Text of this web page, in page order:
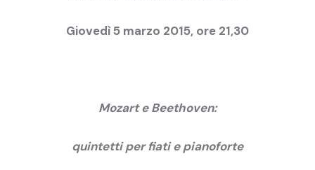
Giovedì 5 marzo 2015, ore 21,30
Mozart e Beethoven:
quintetti per fiati e pianoforte